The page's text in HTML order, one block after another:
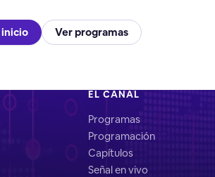
inicio Ver programas
EL CANAL
Programas
Programación
Capítulos
Señal en vivo